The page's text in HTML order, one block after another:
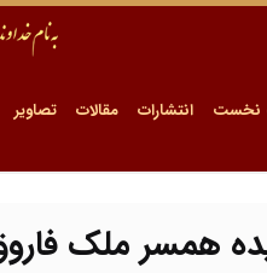
نخست انتشارات مقالات تصاویر
ملک فاروق (